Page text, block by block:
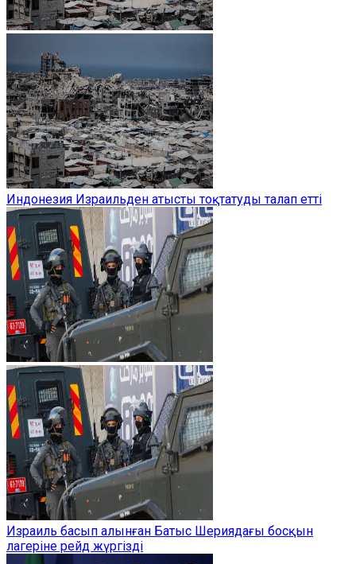
Индонезия Израильден атысты тоқтатуды талап етті
Израиль басып алынған Батыс Шериядағы босқын
лагеріне рейд жүргізді